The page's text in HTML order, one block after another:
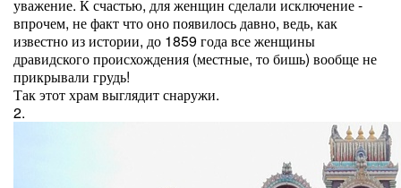
уважение. К счастью, для женщин сделали исключение -
впрочем, не факт что оно появилось давно, ведь, как
известно из истории, до 1859 года все женщины
дравидского происхождения (местные, то бишь) вообще не
прикрывали грудь!
Так этот храм выглядит снаружи.
2.